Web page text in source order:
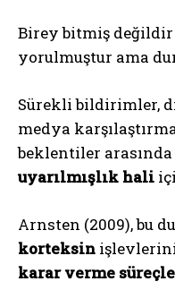
Birey bitmiş değildir
yorulmuştur ama
Sürekli bildirimler,
medya
beklentiler
uyarılmışlık hali
Arnsten (2009), bu
korteksin
karar verme